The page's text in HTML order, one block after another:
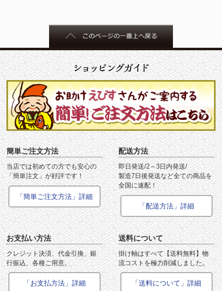
簡単ご注文方法
当店では初めての方でも安心の
「簡単注文」が好評です！
「簡単ご注文方法」詳細
配送方法
即日発送/2～3日内発送/
製造7日後発送など全ての商品を
全国に速配！
「配送方法」詳細
お支払い方法
クレジット決済、代金引換、銀
行振込、各種ご用意。
「お支払方法」詳細
送料について
掛け軸はすべて【送料無料】物
流コストを極力削減しました。
「送料について」詳細